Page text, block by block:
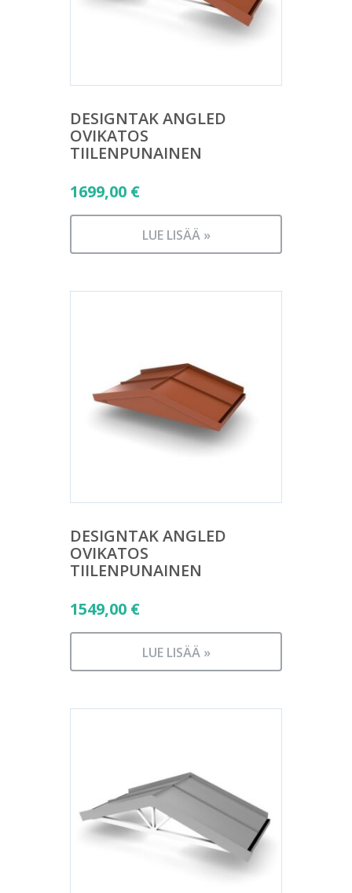
DESIGNTAK ANGLED
OVIKATOS
TIILENPUNAINEN
1699,00 €
LUE LISÄÄ »
DESIGNTAK ANGLED
OVIKATOS
TIILENPUNAINEN
1549,00 €
LUE LISÄÄ »